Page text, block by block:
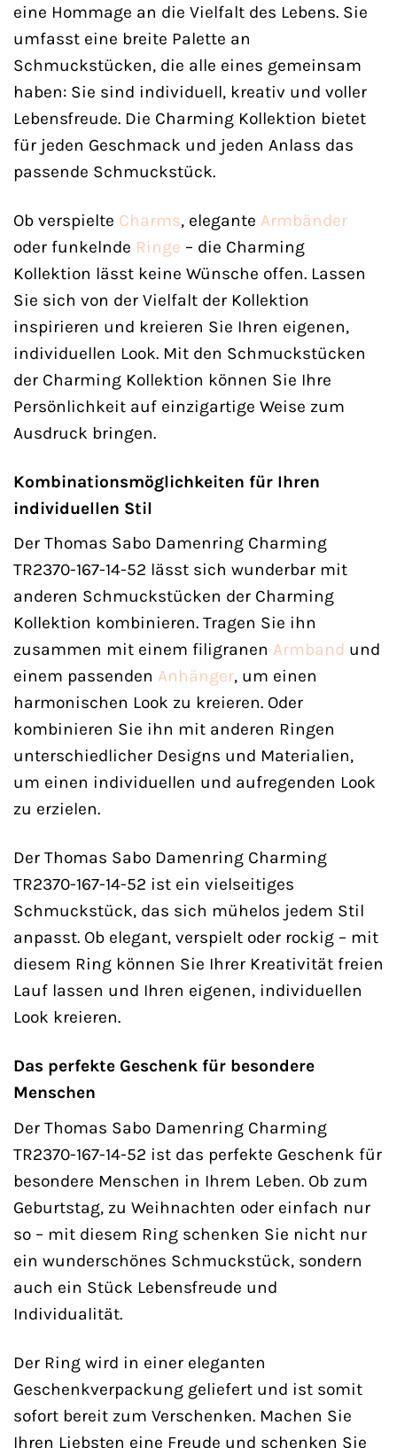
eine Hommage an die Vielfalt des Lebens. Sie
umfasst eine breite Palette an
Schmuckstücken, die alle eines gemeinsam
haben: Sie sind individuell, kreativ und voller
Lebensfreude. Die Charming Kollektion bietet
für jeden Geschmack und jeden Anlass das
passende Schmuckstück.
Ob verspielte Charms, elegante Armbänder
oder funkelnde Ringe – die Charming
Kollektion lässt keine Wünsche offen. Lassen
Sie sich von der Vielfalt der Kollektion
inspirieren und kreieren Sie Ihren eigenen,
individuellen Look. Mit den Schmuckstücken
der Charming Kollektion können Sie Ihre
Persönlichkeit auf einzigartige Weise zum
Ausdruck bringen.
Kombinationsmöglichkeiten für Ihren
individuellen Stil
Der Thomas Sabo Damenring Charming
TR2370-167-14-52 lässt sich wunderbar mit
anderen Schmuckstücken der Charming
Kollektion kombinieren. Tragen Sie ihn
zusammen mit einem filigranen Armband und
einem passenden Anhänger, um einen
harmonischen Look zu kreieren. Oder
kombinieren Sie ihn mit anderen Ringen
unterschiedlicher Designs und Materialien,
um einen individuellen und aufregenden Look
zu erzielen.
Der Thomas Sabo Damenring Charming
TR2370-167-14-52 ist ein vielseitiges
Schmuckstück, das sich mühelos jedem Stil
anpasst. Ob elegant, verspielt oder rockig – mit
diesem Ring können Sie Ihrer Kreativität freien
Lauf lassen und Ihren eigenen, individuellen
Look kreieren.
Das perfekte Geschenk für besondere
Menschen
Der Thomas Sabo Damenring Charming
TR2370-167-14-52 ist das perfekte Geschenk für
besondere Menschen in Ihrem Leben. Ob zum
Geburtstag, zu Weihnachten oder einfach nur
so – mit diesem Ring schenken Sie nicht nur
ein wunderschönes Schmuckstück, sondern
auch ein Stück Lebensfreude und
Individualität.
Der Ring wird in einer eleganten
Geschenkverpackung geliefert und ist somit
sofort bereit zum Verschenken. Machen Sie
Ihren Liebsten eine Freude und schenken Sie